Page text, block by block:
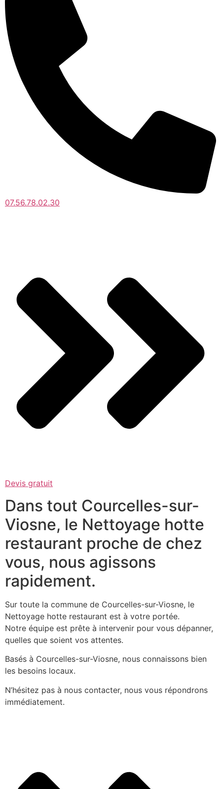
07.56.78.02.30
Devis gratuit
Dans tout Courcelles-sur-
Viosne, le Nettoyage hotte
restaurant proche de chez
vous, nous agissons
rapidement.
Sur toute la commune de Courcelles-sur-Viosne, le
Nettoyage hotte restaurant est à votre portée.
Notre équipe est prête à intervenir pour vous dépanner,
quelles que soient vos attentes.
Basés à Courcelles-sur-Viosne, nous connaissons bien
les besoins locaux.
N’hésitez pas à nous contacter, nous vous répondrons
immédiatement.